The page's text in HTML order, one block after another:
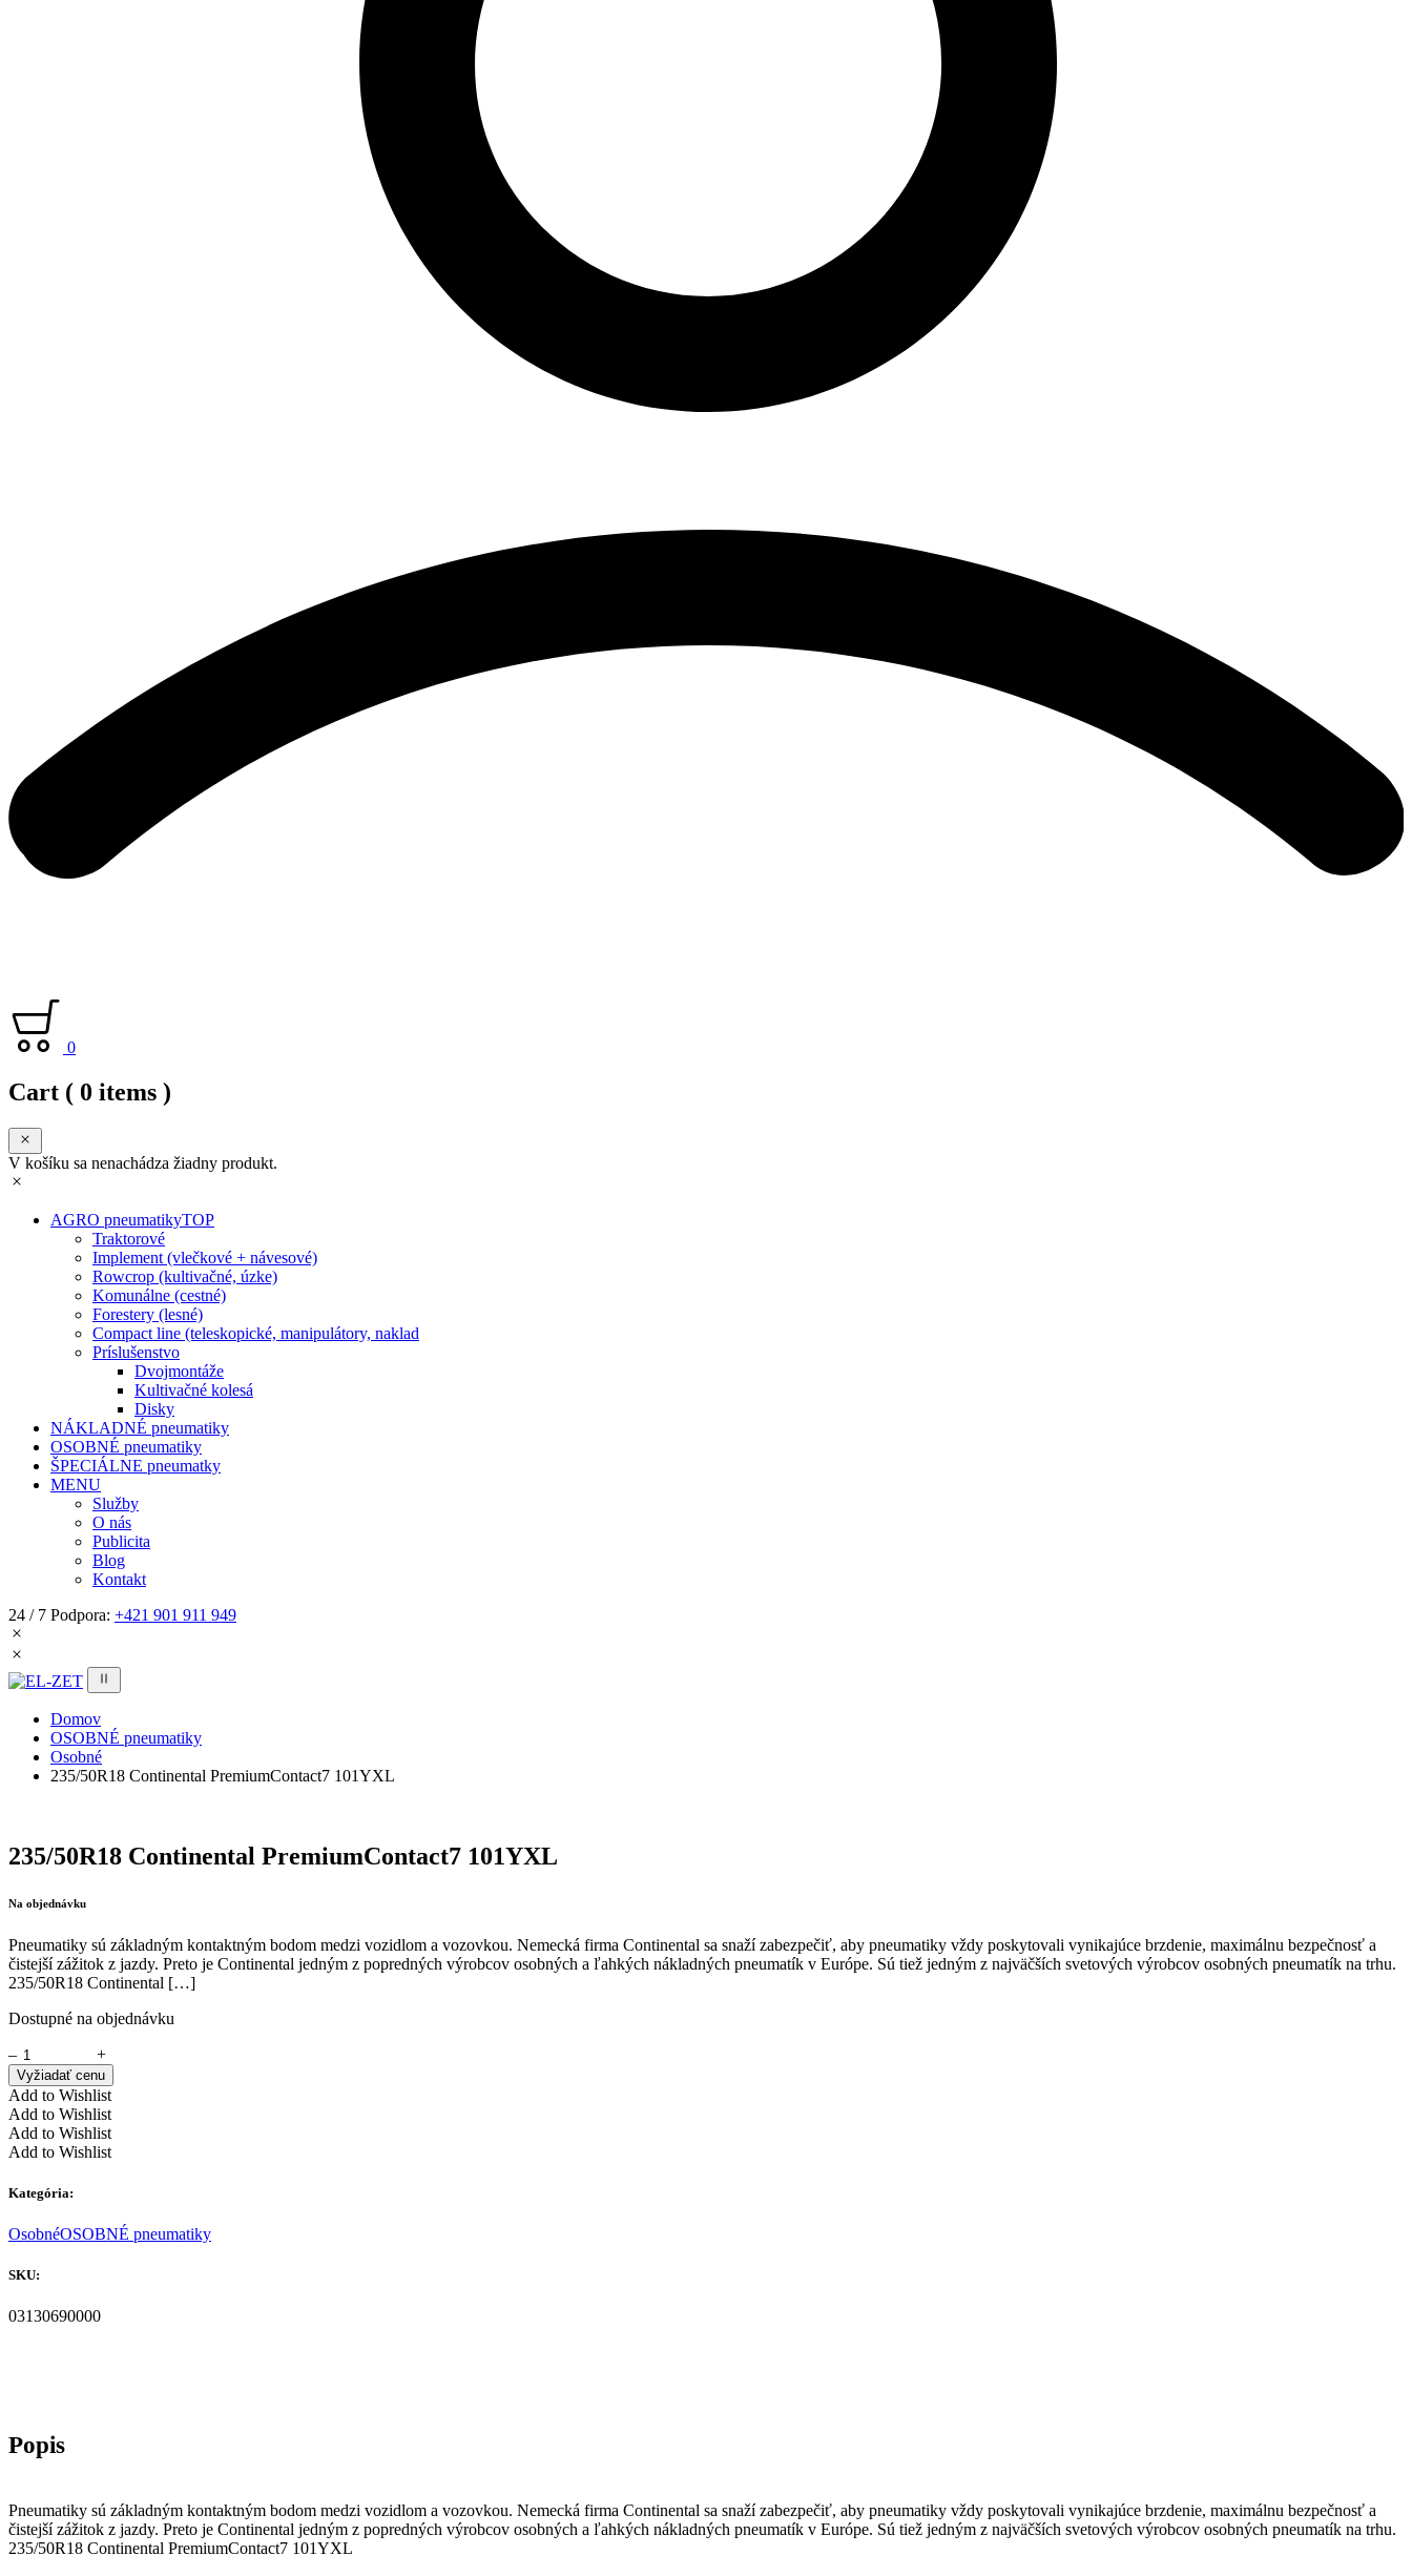
0
Cart ( 0 items )
V košíku sa nenachádza žiadny produkt.
AGRO pneumatikyTOP
Traktorové
Implement (vlečkové + návesové)
Rowcrop (kultivačné, úzke)
Komunálne (cestné)
Forestery (lesné)
Compact line (teleskopické, manipulátory, naklad
Príslušenstvo
Dvojmontáže
Kultivačné kolesá
Disky
NÁKLADNÉ pneumatiky
OSOBNÉ pneumatiky
ŠPECIÁLNE pneumatky
MENU
Služby
O nás
Publicita
Blog
Kontakt
24 / 7 Podpora: +421 901 911 949
Domov
OSOBNÉ pneumatiky
Osobné
235/50R18 Continental PremiumContact7 101YXL
235/50R18 Continental PremiumContact7 101YXL
Na objednávku
Pneumatiky sú základným kontaktným bodom medzi vozidlom a vozovkou. Nemecká firma Continental sa snaží zabezpečiť, aby pneumatiky vždy poskytovali vynikajúce brzdenie, maximálnu bezpečnosť a
čistejší zážitok z jazdy. Preto je Continental jedným z popredných výrobcov osobných a ľahkých nákladných pneumatík v Európe. Sú tiež jedným z najväčších svetových výrobcov osobných pneumatík na trhu.
235/50R18 Continental […]
Dostupné na objednávku
–
+
Vyžiadať cenu
Add to Wishlist
Add to Wishlist
Add to Wishlist
Add to Wishlist
Kategória:
OsobnéOSOBNÉ pneumatiky
SKU:
03130690000
Pneumatiky sú základným kontaktným bodom medzi vozidlom a vozovkou. Nemecká firma Continental sa snaží zabezpečiť, aby pneumatiky vždy poskytovali vynikajúce brzdenie, maximálnu bezpečnosť a
čistejší zážitok z jazdy. Preto je Continental jedným z popredných výrobcov osobných a ľahkých nákladných pneumatík v Európe. Sú tiež jedným z najväčších svetových výrobcov osobných pneumatík na trhu.
235/50R18 Continental PremiumContact7 101YXL